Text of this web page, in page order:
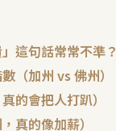
這句話常常不準？
（加州 vs 佛州）
的會把人打趴）
真的像加薪）